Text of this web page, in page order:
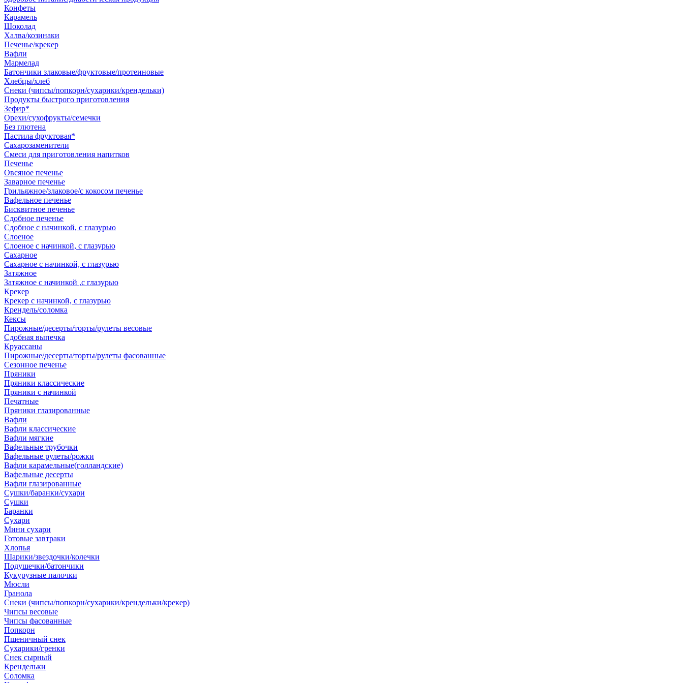
Конфеты
Карамель
Шоколад
Халва/козинаки
Печенье/крекер
Вафли
Мармелад
Батончики злаковые/фруктовые/протеиновые
Хлебцы/хлеб
Снеки (чипсы/попкорн/сухарики/крендельки)
Продукты быстрого приготовления
Зефир*
Орехи/сухофрукты/семечки
Без глютена
Пастила фруктовая*
Сахарозаменители
Смеси для приготовления напитков
Печенье
Овсяное печенье
Заварное печенье
Грильяжное/злаковое/с кокосом печенье
Вафельное печенье
Бисквитное печенье
Сдобное печенье
Сдобное с начинкой, с глазурью
Слоеное
Слоеное с начинкой, с глазурью
Сахарное
Сахарное с начинкой, с глазурью
Затяжное
Затяжное с начинкой ,с глазурью
Крекер
Крекер с начинкой, с глазурью
Крендель/соломка
Кексы
Пирожные/десерты/торты/рулеты весовые
Сдобная выпечка
Круассаны
Пирожные/десерты/торты/рулеты фасованные
Сезонное печенье
Пряники
Пряники классические
Пряники с начинкой
Печатные
Пряники глазированные
Вафли
Вафли классические
Вафли мягкие
Вафельные трубочки
Вафельные рулеты/рожки
Вафли карамельные(голландские)
Вафельные десерты
Вафли глазированные
Сушки/баранки/сухари
Сушки
Баранки
Сухари
Мини сухари
Готовые завтраки
Хлопья
Шарики/звездочки/колечки
Подушечки/батончики
Кукурузные палочки
Мюсли
Гранола
Снеки (чипсы/попкорн/сухарики/крендельки/крекер)
Чипсы весовые
Чипсы фасованные
Попкорн
Пшеничный снек
Сухарики/гренки
Снек сырный
Крендельки
Соломка